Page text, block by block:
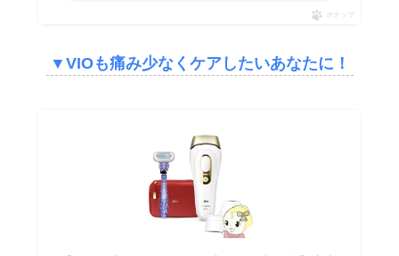
ポチップ
▼ VIOも痛み少なくケアしたいあなたに！